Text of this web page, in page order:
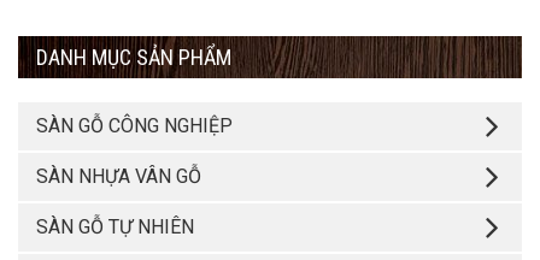
DANH MỤC SẢN PHẨM
SÀN GỖ CÔNG NGHIỆP
SÀN NHỰA VÂN GỖ
SÀN GỖ TỰ NHIÊN